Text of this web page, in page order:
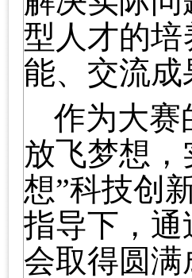
型人才的
能、交流成
作为大赛
放飞梦想
想”科技创
指导下，
会取得圆满